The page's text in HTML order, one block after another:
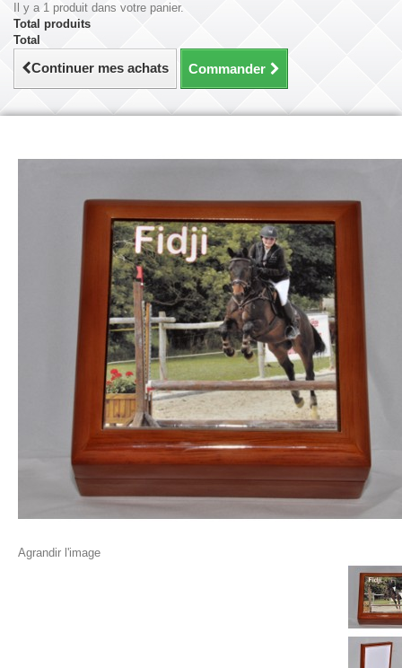
Il y a 1 produit dans votre panier.
Total produits
Total
Continuer mes achats Commander
Agrandir l'image